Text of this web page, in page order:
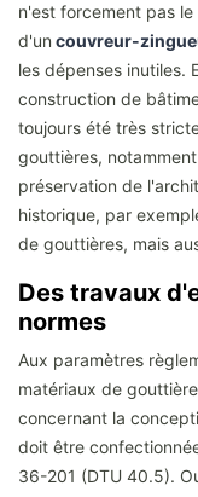
n'est forcement pas
d'un couvreur-
les dépenses inutiles.
construction de
toujours été très
gouttières,
préservation de
historique, par
de gouttières, mais
Des travaux
normes
Aux paramètres
matériaux de
concernant la
doit être
36-201 (DTU 40.5).